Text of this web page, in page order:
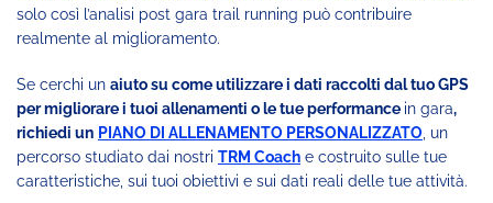
solo così l’analisi post gara trail running può contribuire
realmente al miglioramento.
Se cerchi un aiuto su come utilizzare i dati raccolti dal tuo GPS
per migliorare i tuoi allenamenti o le tue performance in gara,
richiedi un PIANO DI ALLENAMENTO PERSONALIZZATO , un
percorso studiato dai nostri TRM Coach e costruito sulle tue
caratteristiche, sui tuoi obiettivi e sui dati reali delle tue attività.